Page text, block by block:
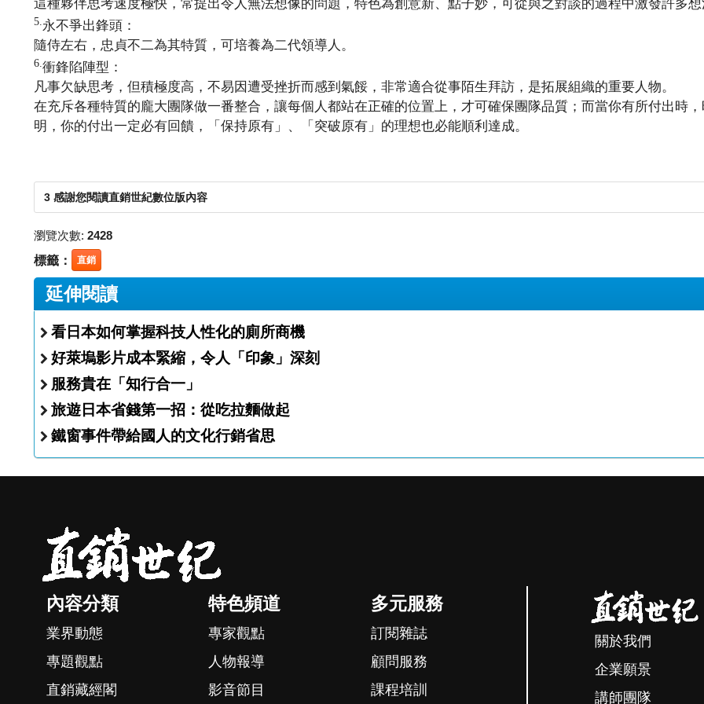
這種夥伴思考速度極快，常提出令人無法想像的問題，特色為創意新、點子妙，可從與之對談的過程中激發許多想
5. 永不爭出鋒頭：
隨侍左右，忠貞不二為其特質，可培養為二代領導人。
6. 衝鋒陷陣型：
凡事欠缺思考，但積極度高，不易因遭受挫折而感到氣餒，非常適合從事陌生拜訪，是拓展組織的重要人物。
在充斥各種特質的龐大團隊做一番整合，讓每個人都站在正確的位置上，才可確保團隊品質；而當你有所付出時
明，你的付出一定必有回饋，「保持原有」、「突破原有」的理想也必能順利達成。
3 感謝您閱讀直銷世紀數位版內容
瀏覽次數: 2428
標籤： 直銷
延伸閱讀
看日本如何掌握科技人性化的廁所商機
好萊塢影片成本緊縮，令人「印象」深刻
服務貴在「知行合一」
旅遊日本省錢第一招：從吃拉麵做起
鐵窗事件帶給國人的文化行銷省思
內容分類
業界動態
專題觀點
直銷藏經閣
特色頻道
專家觀點
人物報導
影音節目
多元服務
訂閱雜誌
顧問服務
課程培訓
關於我們
企業願景
講師團隊